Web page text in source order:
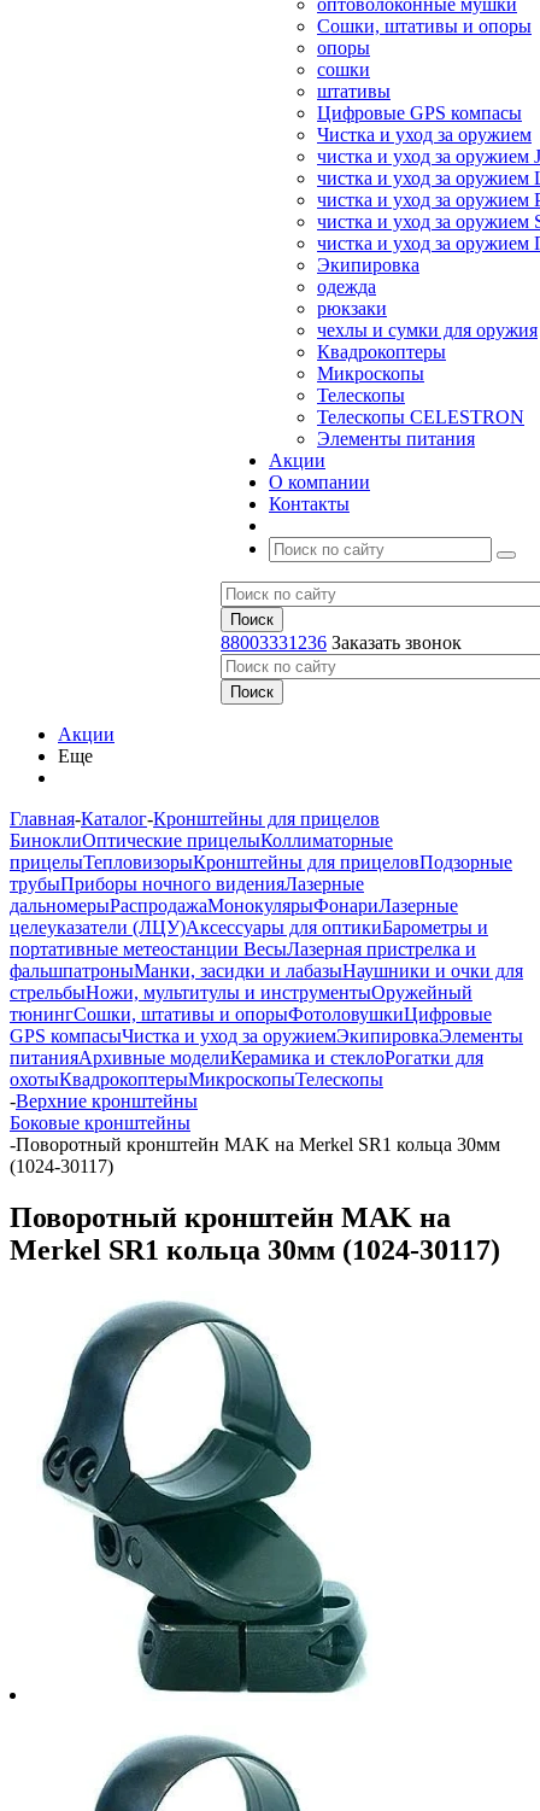
оптоволоконные мушки
Сошки, штативы и опоры
опоры
сошки
штативы
Цифровые GPS компасы
Чистка и уход за оружием
чистка и уход за оружием
чистка и уход за оружием
чистка и уход за оружием
чистка и уход за оружием
чистка и уход за
Экипировка
одежда
рюкзаки
чехлы и сумки для оружия
Квадрокоптеры
Микроскопы
Телескопы
Телескопы CELESTRON
Элементы питания
Акции
О компании
Контакты
88003331236 Заказать звонок
Акции
Еще
Главная-Каталог-Кронштейны для прицелов
БиноклиОптические прицелыКоллиматорные
прицелыТепловизорыКронштейны для прицеловПодзорные
трубыПриборы ночного виденияЛазерные
дальномерыРаспродажаМонокулярыФонариЛазерные
целеуказатели (ЛЦУ)Аксессуары для оптикиБарометры и
портативные метеостанции ВесыЛазерная пристрелка и
фальшпатроныМанки, засидки и лабазыНаушники и очки для
стрельбыНожи, мультитулы и инструментыОружейный
тюнингСошки, штативы и опорыФотоловушкиЦифровые
GPS компасыЧистка и уход за оружиемЭкипировкаЭлементы
питанияАрхивные моделиКерамика и стеклоРогатки для
охотыКвадрокоптерыМикроскопыТелескопы
-Верхние кронштейны
Боковые кронштейны
-Поворотный кронштейн MAK на Merkel SR1 кольца 30мм
(1024-30117)
Поворотный кронштейн MAK на
Merkel SR1 кольца 30мм (1024-30117)